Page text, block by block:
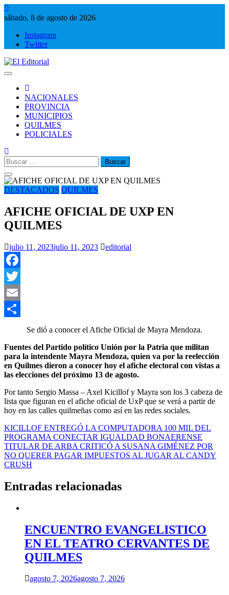
Saltar
al
sábado, 8 de agosto de 2026
Instagram
Twitter
NACIONALES
PROVINCIA
MUNICIPIOS
QUILMES
POLICIALES
Buscar:
DESTACADOS QUILMES
AFICHE OFICIAL DE UXP EN
QUILMES
julio 11, 2023julio 11, 2023 editorial
Facebook
Twitter
Email
Compartir
Se dió a conocer el Afiche Oficial de Mayra Mendoza.
Fuentes del Partido político Unión por la Patria que militan
para la intendente Mayra Mendoza, quien va por la reelección
en Quilmes dieron a conocer hoy el afiche electoral con vistas a
las elecciones del próximo 13 de agosto.
Por tanto Sergio Massa – Axel Kicillof y Mayra son los 3 cabeza de
lista que figuran en el afiche oficial de UxP que se verá a partir de
hoy en las calles quilmeñas como así en las redes sociales.
Navegación
de
entradas
KICILLOF ENTREGÓ LA COMPUTADORA 100 MIL DEL
PROGRAMA CONECTAR IGUALDAD BONAERENSE
TITULAR DE ARBA CRITICÓ A SUSANA GIMÉNEZ POR
NO QUERER PAGAR IMPUESTOS AL JUGAR AL CANDY
CRUSH
Entradas relacionadas
ENCUENTRO EVANGELISTICO
EN EL TEATRO CERVANTES DE
QUILMES
agosto 7, 2026agosto 7, 2026